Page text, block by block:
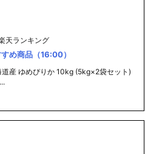
天ランキング
め商品（16:00）
産 ゆめぴりか 10kg (5kg×2袋セット)